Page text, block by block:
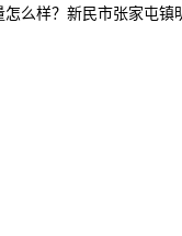
么样？新民市张家屯